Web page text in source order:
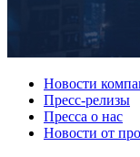
Новости
Пресс-релизы
Пресса о нас
Новости от